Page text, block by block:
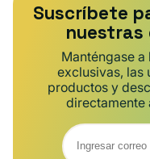
Suscríbete
nuestras
Manténgase
exclusivas, las
productos y
directamente